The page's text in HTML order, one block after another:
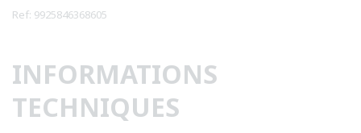
Ref: 9925846368605
INFORMATIONS
TECHNIQUES